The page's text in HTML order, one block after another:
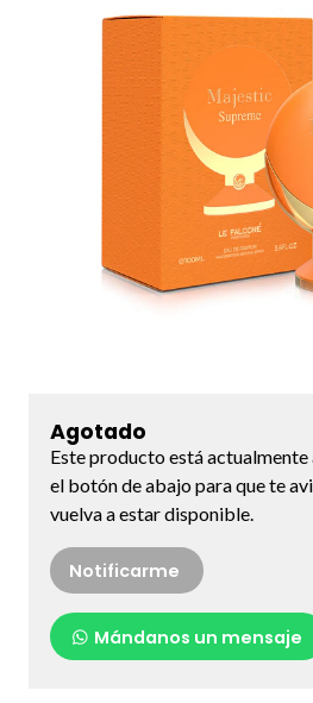
Agotado
Este producto está
el botón de abajo para que te
vuelva a estar disponible.
Notificarme
Mándanos un mensaje